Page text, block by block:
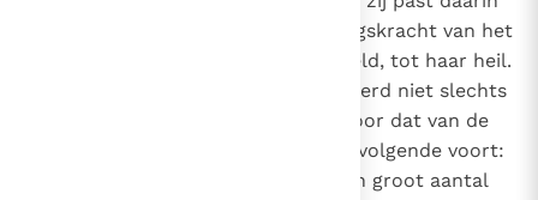
de unieke en oneindige verlossingskracht van het
Kruisoffer toe op de gehele wereld, tot haar heil.
Want iedere Mis wordt gecelebreerd niet slechts
tot heil van enkelen, maar ook voor dat van de
gehele wereld. Hieruit vloeit het volgende voort:
Al is de actieve deelname van een groot aantal